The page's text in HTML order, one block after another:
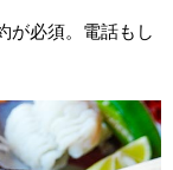
が必須。電話もし